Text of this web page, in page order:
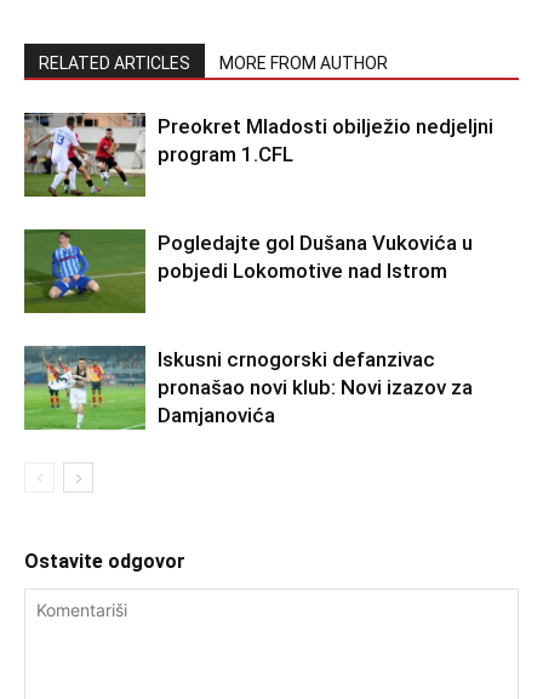
RELATED ARTICLES MORE FROM AUTHOR
Preokret Mladosti obilježio nedjeljni
program 1.CFL
Pogledajte gol Dušana Vukovića u
pobjedi Lokomotive nad Istrom
Iskusni crnogorski defanzivac
pronašao novi klub: Novi izazov za
Damjanovića
Ostavite odgovor